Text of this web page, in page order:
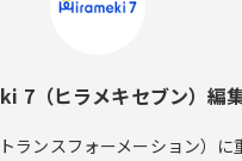
7（ヒラメキセブン）編
ランスフォーメーション）に